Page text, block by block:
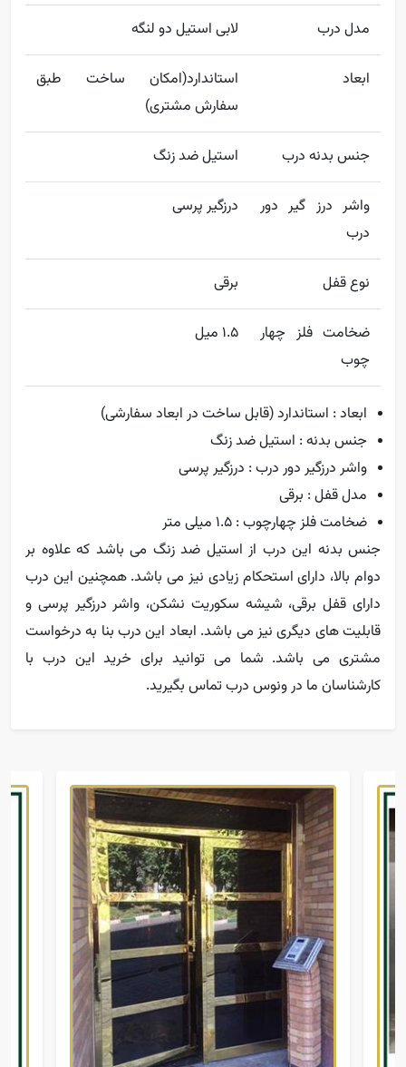
مدل درب لابی استیل دو لنگه
ابعاد
استاندارد(امکان ساخت طبق
سفارش مشتری)
جنس بدنه درب استیل ضد زنگ
واشر درز گیر دور
درب
درزگیر پرسی
نوع قفل برقی
ضخامت فلز چهار
چوب
1.5 میل
ابعاد : استاندارد (قابل ساخت در ابعاد سفارشی)
جنس بدنه : استیل ضد زنگ
واشر درزگیر دور درب : درزگیر پرسی
مدل قفل : برقی
ضخامت فلز چهارچوب : 1.5 میلی متر
جنس بدنه این درب از استیل ضد زنگ می باشد که علاوه بر
دوام بالا، دارای استحکام زیادی نیز می باشد. همچنین این درب
دارای قفل برقی، شیشه سکوریت نشکن، واشر درزگیر پرسی و
قابلیت های دیگری نیز می باشد. ابعاد این درب بنا به درخواست
مشتری می باشد. شما می توانید برای خرید این درب با
کارشناسان ما در ونوس درب تماس بگیرید.